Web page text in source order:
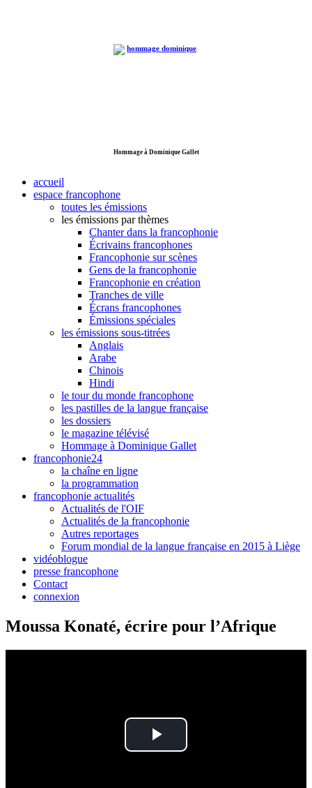
Hommage à Dominique Gallet
accueil
espace francophone
toutes les émissions
les émissions par thèmes
Chanter dans la francophonie
Écrivains francophones
Francophonie sur scènes
Gens de la francophonie
Francophonie en création
Tranches de ville
Écrans francophones
Émissions spéciales
les émissions sous-titrées
Anglais
Arabe
Chinois
Hindi
le tour du monde francophone
les pastilles de la langue française
les dossiers
le magazine télévisé
Hommage à Dominique Gallet
francophonie24
la chaîne en ligne
la programmation
francophonie actualités
Actualités de l'OIF
Actualités de la francophonie
Autres reportages
Forum mondial de la langue française en 2015 à Liège
vidéoblogue
presse francophone
Contact
connexion
Moussa Konaté, écrire pour l’Afrique
Play